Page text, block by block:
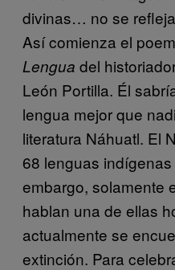
divinas… no se
Así comienza el
Lengua del
León Portilla. Él
lengua mejor que
literatura Náhuatl. El
68 lenguas
embargo, solamente
hablan una de ellas
actualmente se
extinción. Para